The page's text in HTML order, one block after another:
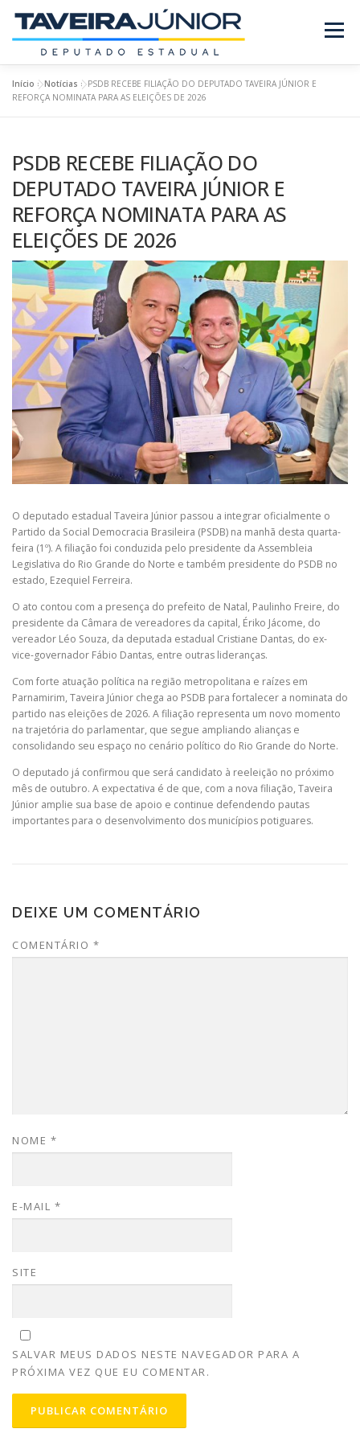
conteúdo
Menu
SOBRE O DEPUTADO PROJETOS/LEIS
REQUERIMENTOS EMENDAS NOTÍCIAS
REVISTA
Início »Notícias »PSDB RECEBE FILIAÇÃO DO DEPUTADO TAVEIRA JÚNIOR E
REFORÇA NOMINATA PARA AS ELEIÇÕES DE 2026
PSDB RECEBE FILIAÇÃO DO
DEPUTADO TAVEIRA JÚNIOR E
REFORÇA NOMINATA PARA AS
ELEIÇÕES DE 2026
O deputado estadual Taveira Júnior passou a integrar oficialmente o
Partido da Social Democracia Brasileira (PSDB) na manhã desta quarta-
feira (1º). A filiação foi conduzida pelo presidente da Assembleia
Legislativa do Rio Grande do Norte e também presidente do PSDB no
estado, Ezequiel Ferreira.
O ato contou com a presença do prefeito de Natal, Paulinho Freire, do
presidente da Câmara de vereadores da capital, Ériko Jácome, do
vereador Léo Souza, da deputada estadual Cristiane Dantas, do ex-
vice-governador Fábio Dantas, entre outras lideranças.
Com forte atuação política na região metropolitana e raízes em
Parnamirim, Taveira Júnior chega ao PSDB para fortalecer a nominata do
partido nas eleições de 2026. A filiação representa um novo momento
na trajetória do parlamentar, que segue ampliando alianças e
consolidando seu espaço no cenário político do Rio Grande do Norte.
O deputado já confirmou que será candidato à reeleição no próximo
mês de outubro. A expectativa é de que, com a nova filiação, Taveira
Júnior amplie sua base de apoio e continue defendendo pautas
importantes para o desenvolvimento dos municípios potiguares.
DEIXE UM COMENTÁRIO
COMENTÁRIO *
NOME *
E-MAIL *
SITE
SALVAR MEUS DADOS NESTE NAVEGADOR PARA A
PRÓXIMA VEZ QUE EU COMENTAR.